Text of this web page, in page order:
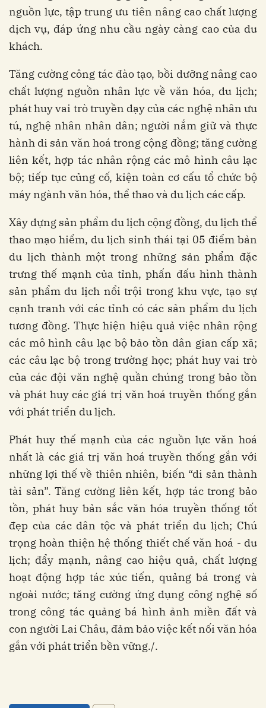
nguồn lực, tập trung ưu tiên nâng cao chất lượng
dịch vụ, đáp ứng nhu cầu ngày càng cao của du
khách.
Tăng cường công tác đào tạo, bồi dưỡng nâng cao
chất lượng nguồn nhân lực về văn hóa, du lịch;
phát huy vai trò truyền dạy của các nghệ nhân ưu
tú, nghệ nhân nhân dân; người nắm giữ và thực
hành di sản văn hoá trong cộng đồng; tăng cường
liên kết, hợp tác nhân rộng các mô hình câu lạc
bộ; tiếp tục củng cố, kiện toàn cơ cấu tổ chức bộ
máy ngành văn hóa, thể thao và du lịch các cấp.
Xây dựng sản phẩm du lịch cộng đồng, du lịch thể
thao mạo hiểm, du lịch sinh thái tại 05 điểm bản
du lịch thành một trong những sản phẩm đặc
trưng thế mạnh của tỉnh, phấn đấu hình thành
sản phẩm du lịch nổi trội trong khu vực, tạo sự
cạnh tranh với các tỉnh có các sản phẩm du lịch
tương đồng. Thực hiện hiệu quả việc nhân rộng
các mô hình câu lạc bộ bảo tồn dân gian cấp xã;
các câu lạc bộ trong trường học; phát huy vai trò
của các đội văn nghệ quần chúng trong bảo tồn
và phát huy các giá trị văn hoá truyền thống gắn
với phát triển du lịch.
Phát huy thế mạnh của các nguồn lực văn hoá
nhất là các giá trị văn hoá truyền thống gắn với
những lợi thế về thiên nhiên, biến “di sản thành
tài sản”. Tăng cường liên kết, hợp tác trong bảo
tồn, phát huy bản sắc văn hóa truyền thống tốt
đẹp của các dân tộc và phát triển du lịch; Chú
trọng hoàn thiện hệ thống thiết chế văn hoá - du
lịch; đẩy mạnh, nâng cao hiệu quả, chất lượng
hoạt động hợp tác xúc tiến, quảng bá trong và
ngoài nước; tăng cường ứng dụng công nghệ số
trong công tác quảng bá hình ảnh miền đất và
con người Lai Châu, đảm bảo việc kết nối văn hóa
gắn với phát triển bền vững./.